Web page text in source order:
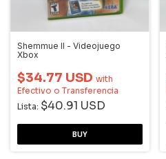
Shemmue II - Videojuego
Xbox
$34.77 USD with
Efectivo o Transferencia
Lista: $40.91 USD